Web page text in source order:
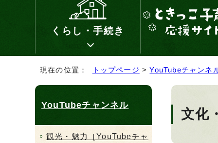
くらし・手続き
現在の位置： トップページ >YouTubeチャンネ
文化
YouTubeチャンネル
観光・魅力［YouTubeチャ